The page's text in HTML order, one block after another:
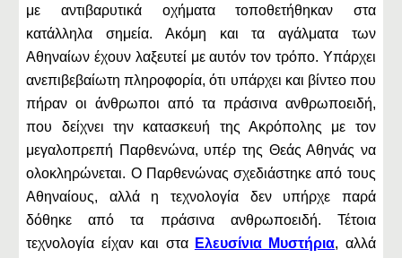
με αντιβαρυτικά οχήματα τοποθετήθηκαν στα
κατάλληλα σημεία. Ακόμη και τα αγάλματα των
Αθηναίων έχουν λαξευτεί με αυτόν τον τρόπο. Υπάρχει
ανεπιβεβαίωτη πληροφορία, ότι υπάρχει και βίντεο που
πήραν οι άνθρωποι από τα πράσινα ανθρωποειδή,
που δείχνει την κατασκευή της Ακρόπολης με τον
μεγαλοπρεπή Παρθενώνα, υπέρ της Θεάς Αθηνάς να
ολοκληρώνεται. Ο Παρθενώνας σχεδιάστηκε από τους
Αθηναίους, αλλά η τεχνολογία δεν υπήρχε παρά
δόθηκε από τα πράσινα ανθρωποειδή. Τέτοια
τεχνολογία είχαν και στα Ελευσίνια Μυστήρια, αλλά